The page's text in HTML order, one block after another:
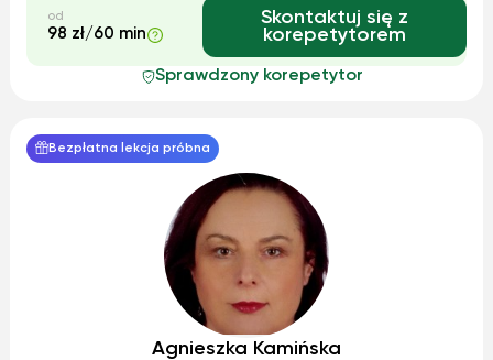
od
98 zł/60 min
Skontaktuj się z
korepetytorem
Sprawdzony korepetytor
Bezpłatna lekcja próbna
Agnieszka Kamińska